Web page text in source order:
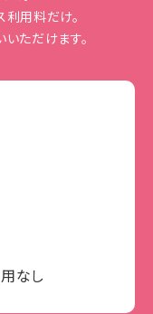
用料だけ。
ただけます。
なし